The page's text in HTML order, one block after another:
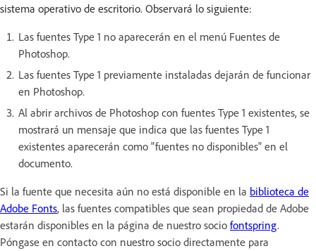
sistema operativo de escritorio. Observará lo siguiente:
Las fuentes Type 1 no aparecerán en el menú Fuentes de
Photoshop.
Las fuentes Type 1 previamente instaladas dejarán de funcionar
en Photoshop.
Al abrir archivos de Photoshop con fuentes Type 1 existentes, se
mostrará un mensaje que indica que las fuentes Type 1
existentes aparecerán como "fuentes no disponibles" en el
documento.
Si la fuente que necesita aún no está disponible en la biblioteca de
Adobe Fonts, las fuentes compatibles que sean propiedad de Adobe
estarán disponibles en la página de nuestro socio fontspring.
Póngase en contacto con nuestro socio directamente para